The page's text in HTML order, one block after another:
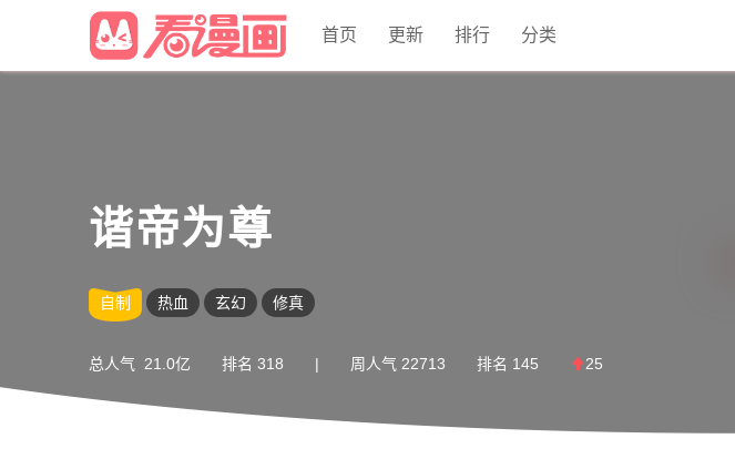
首页 更新 排行 分类
谐帝为尊
自制 热血 玄幻 修真
总人气 21.0亿 排名 318 | 周人气 22713 排名 145 25